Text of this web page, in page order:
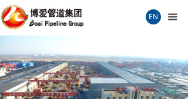
끀
首页
联系我们
生产车间
EN